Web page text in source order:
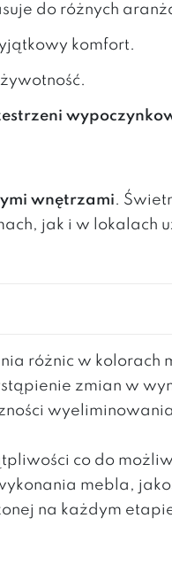
do różnych
komfort.
wnętrzami.
jak i w lokalach
różnic w
zmian w
co do
mebla,
na każdym